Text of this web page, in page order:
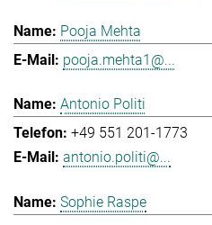
Pooja Mehta
pooja.mehta1@...
Antonio Politi
+49 551 201-1773
antonio.politi@...
Sophie Raspe